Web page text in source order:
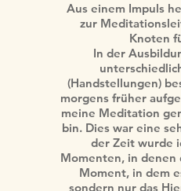
Aus einem Impuls
zur
Knoten
In der
(Handstellungen)
morgens früher
meine Meditation
bin. Dies war eine
der Zeit wurde
Momenten, in denen
Moment, in dem
sondern nur das